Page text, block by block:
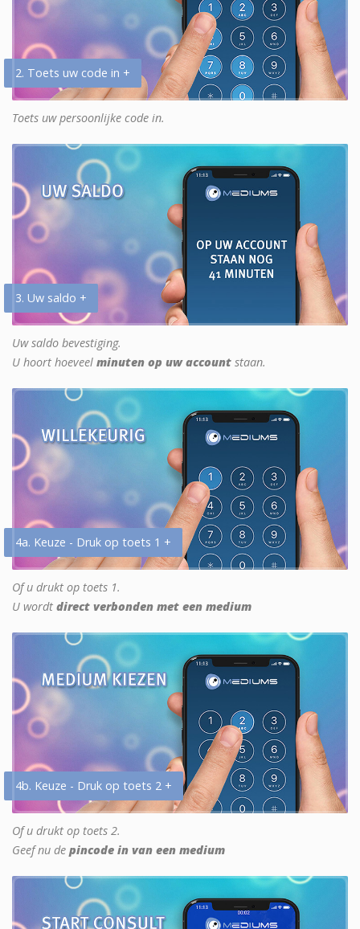
2. Toets uw code in +
Toets uw persoonlijke code in.
3. Uw saldo +
Uw saldo bevestiging.
U hoort hoeveel minuten op uw account staan.
4a. Keuze - Druk op toets 1 +
Of u drukt op toets 1.
U wordt direct verbonden met een medium
4b. Keuze - Druk op toets 2 +
Of u drukt op toets 2.
Geef nu de pincode in van een medium